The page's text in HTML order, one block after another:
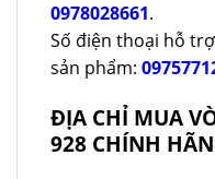
0978028661.
Số điện thoại hỗ
sản phẩm:
ĐỊA CHỈ MUA
928 CHÍNH